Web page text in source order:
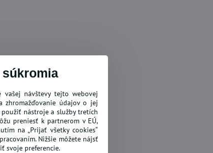
vašej návštevy tejto webovej
zhromažďovanie údajov o jej
nástroje a služby tretích
preniesť k partnerom v EÚ,
na „Prijať všetky cookies“
Nižšie môžete nájsť
svoje preferencie.